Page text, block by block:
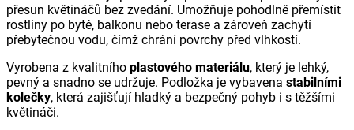
přesun květináčů bez zvedání. Umožňuje pohodlně přemístit
rostliny po bytě, balkonu nebo terase a zároveň zachytí
přebytečnou vodu, čímž chrání povrchy před vlhkostí.
Vyrobena z kvalitního plastového materiálu, který je lehký,
pevný a snadno se udržuje. Podložka je vybavena stabilními
kolečky, která zajišťují hladký a bezpečný pohyb i s těžšími
květináči.